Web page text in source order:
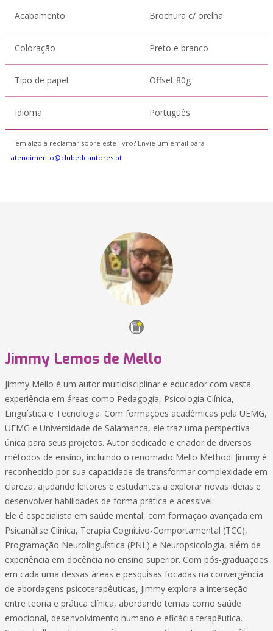
Acabamento Brochura c/ orelha
Coloração Preto e branco
Tipo de papel Offset 80g
Idioma Português
Tem algo a reclamar sobre este livro? Envie um email para
atendimento@clubedeautores.pt
Jimmy Lemos de Mello
Jimmy Mello é um autor multidisciplinar e educador com vasta
experiência em áreas como Pedagogia, Psicologia Clínica,
Linguística e Tecnologia. Com formações acadêmicas pela UEMG,
UFMG e Universidade de Salamanca, ele traz uma perspectiva
única para seus projetos. Autor dedicado e criador de diversos
métodos de ensino, incluindo o renomado Mello Method. Jimmy é
reconhecido por sua capacidade de transformar complexidade em
clareza, ajudando leitores e estudantes a explorar novas ideias e
desenvolver habilidades de forma prática e acessível.
Ele é especialista em saúde mental, com formação avançada em
Psicanálise Clínica, Terapia Cognitivo-Comportamental (TCC),
Programação Neurolinguística (PNL) e Neuropsicologia, além de
experiência em docência no ensino superior. Com pós-graduações
em cada uma dessas áreas e pesquisas focadas na convergência
de abordagens psicoterapêuticas, Jimmy explora a interseção
entre teoria e prática clínica, abordando temas como saúde
emocional, desenvolvimento humano e eficácia terapêutica.